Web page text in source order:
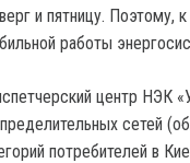
и пятницу. Поэтому,
работы
центр НЭК
сетей
потребителей в